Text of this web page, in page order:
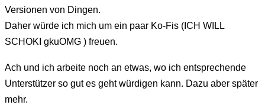
Versionen von Dingen.
Daher würde ich mich um ein paar Ko-Fis (ICH WILL
SCHOKI gkuOMG ) freuen.
Ach und ich arbeite noch an etwas, wo ich entsprechende
Unterstützer so gut es geht würdigen kann. Dazu aber später
mehr.